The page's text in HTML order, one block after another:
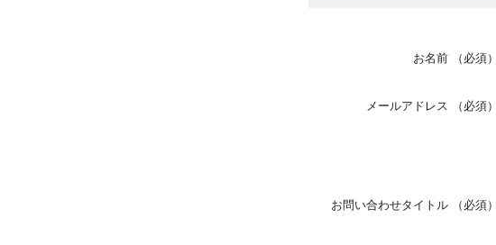
お名前 （必須）
メールアドレス （必須）
お問い合わせタイトル （必須）